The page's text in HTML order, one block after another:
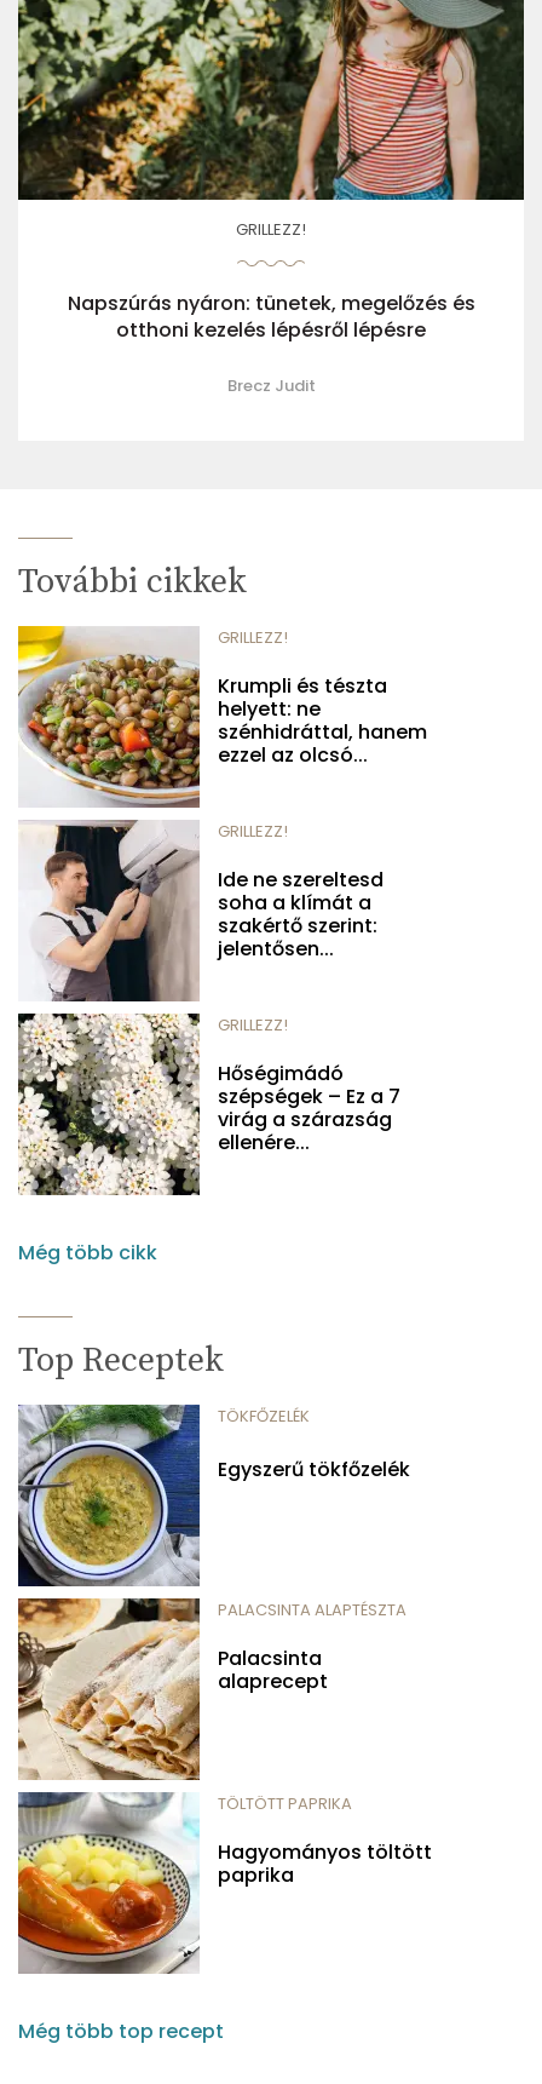
GRILLEZZ!
Napszúrás nyáron: tünetek, megelőzés és
otthoni kezelés lépésről lépésre
Brecz Judit
További cikkek
GRILLEZZ!
Krumpli és tészta
helyett: ne
szénhidráttal, hanem
ezzel az olcsó...
GRILLEZZ!
Ide ne szereltesd
soha a klímát a
szakértő szerint:
jelentősen...
GRILLEZZ!
Hőségimádó
szépségek – Ez a 7
virág a szárazság
ellenére...
Még több cikk
Top Receptek
TÖKFŐZELÉK
Egyszerű tökfőzelék
PALACSINTA ALAPTÉSZTA
Palacsinta
alaprecept
TÖLTÖTT PAPRIKA
Hagyományos töltött
paprika
Még több top recept